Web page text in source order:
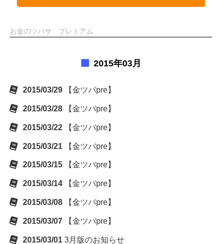
お金のツバサ プレミアム
2015年03月
2015/03/29 【金ツバpre】
2015/03/28 【金ツバpre】
2015/03/22 【金ツバpre】
2015/03/21 【金ツバpre】
2015/03/15 【金ツバpre】
2015/03/14 【金ツバpre】
2015/03/08 【金ツバpre】
2015/03/07 【金ツバpre】
2015/03/01 3月版のお知らせ